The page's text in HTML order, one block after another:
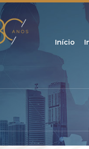
Início